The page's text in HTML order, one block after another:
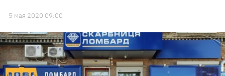
5 мая 2020 09:00